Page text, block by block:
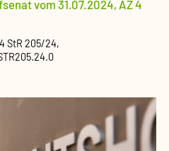
vom 31.07.2024, AZ 4
4 StR 205/24,